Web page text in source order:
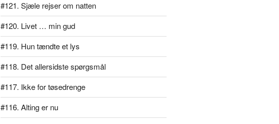
#121. Sjæle rejser om natten
#120. Livet … min gud
#119. Hun tændte et lys
#118. Det allersidste spørgsmål
#117. Ikke for tøsedrenge
#116. Alting er nu